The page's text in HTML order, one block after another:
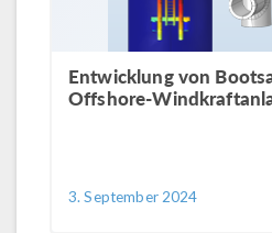
Entwicklung von
Offshore-
3. September 2024